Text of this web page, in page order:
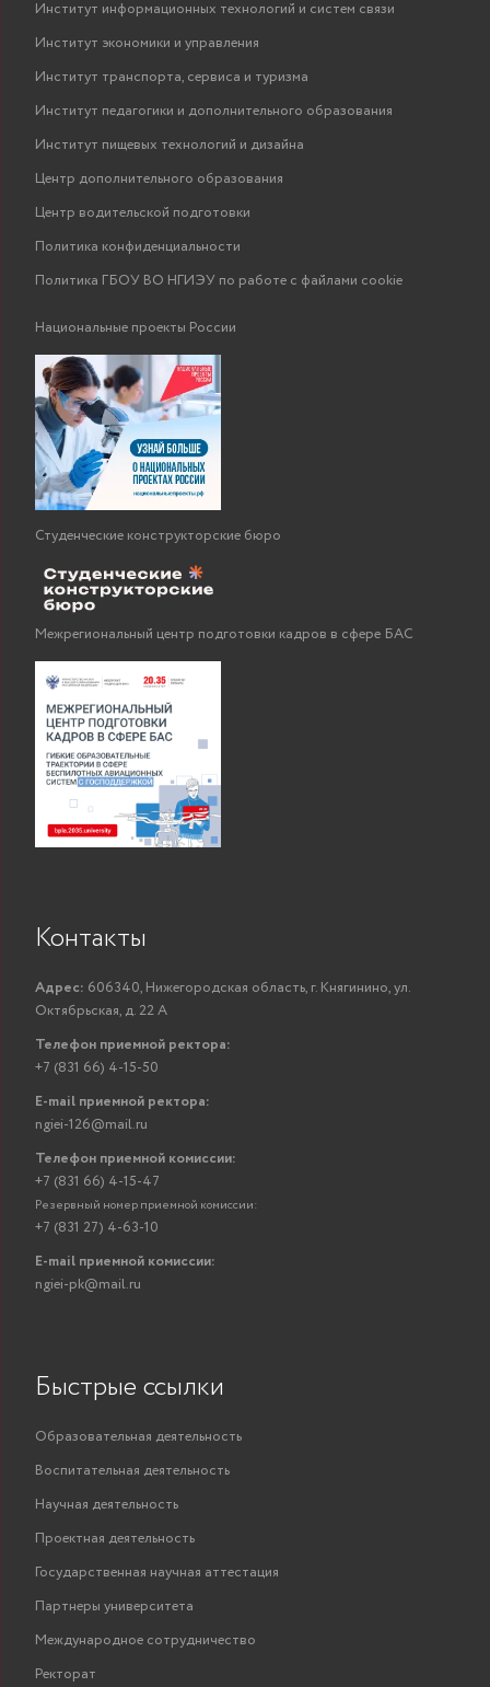
Институт информационных технологий и систем связи
Институт экономики и управления
Институт транспорта, сервиса и туризма
Институт педагогики и дополнительного образования
Институт пищевых технологий и дизайна
Центр дополнительного образования
Центр водительской подготовки
Политика конфиденциальности
Политика ГБОУ ВО НГИЭУ по работе с файлами cookie
Национальные проекты России
Студенческие конструкторские бюро
Межрегиональный центр подготовки кадров в сфере БАС
Контакты
Адрес: 606340, Нижегородская область, г. Княгинино, ул.
Октябрьская, д. 22 А
Телефон приемной ректора:
+7 (831 66) 4-15-50
E-mail приемной ректора:
ngiei-126@mail.ru
Телефон приемной комиссии:
+7 (831 66) 4-15-47
Резервный номер приемной комиссии:
+7 (831 27) 4-63-10
E-mail приемной комиссии:
ngiei-pk@mail.ru
Быстрые ссылки
Образовательная деятельность
Воспитательная деятельность
Научная деятельность
Проектная деятельность
Государственная научная аттестация
Партнеры университета
Международное сотрудничество
Ректорат